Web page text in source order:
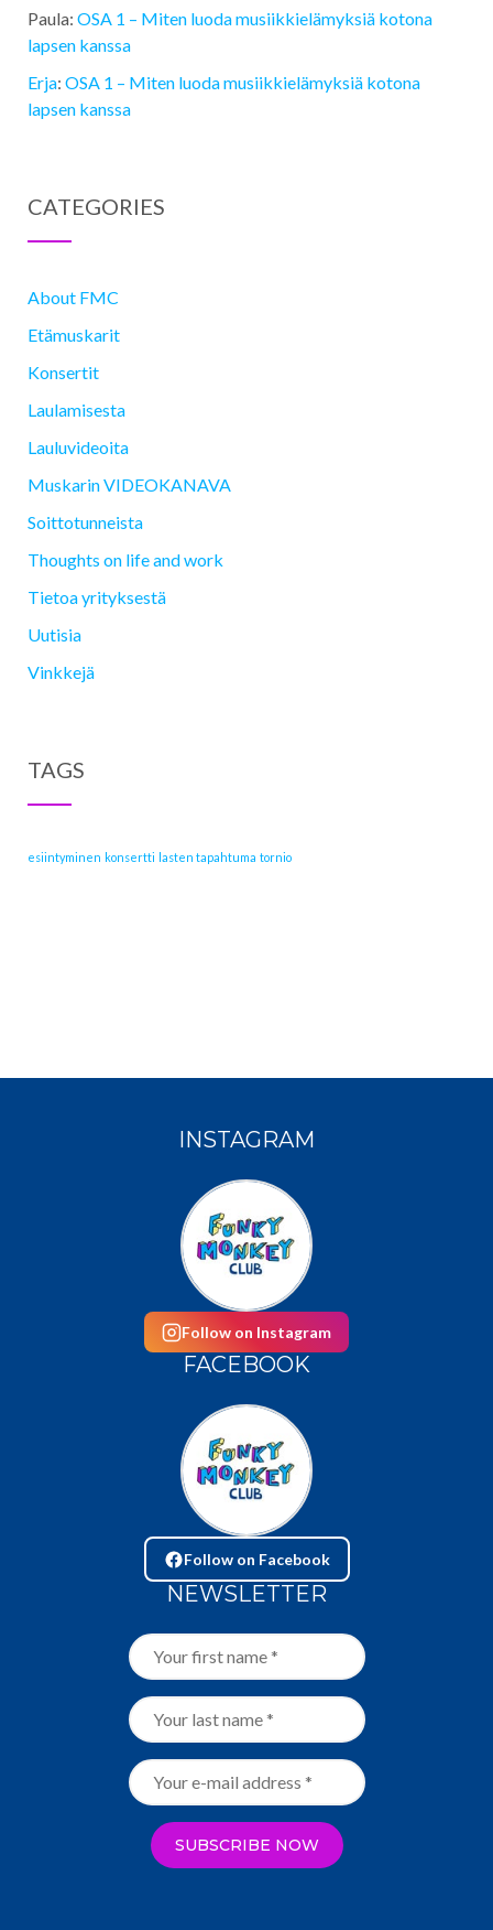
Paula: OSA 1 ­– Miten luoda musiikkielämyksiä kotona
lapsen kanssa
Erja: OSA 1 ­– Miten luoda musiikkielämyksiä kotona
lapsen kanssa
CATEGORIES
About FMC
Etämuskarit
Konsertit
Laulamisesta
Lauluvideoita
Muskarin VIDEOKANAVA
Soittotunneista
Thoughts on life and work
Tietoa yrityksestä
Uutisia
Vinkkejä
TAGS
esiintyminen konsertti lasten tapahtuma tornio
INSTAGRAM
Follow on Instagram
FACEBOOK
Follow on Facebook
NEWSLETTER